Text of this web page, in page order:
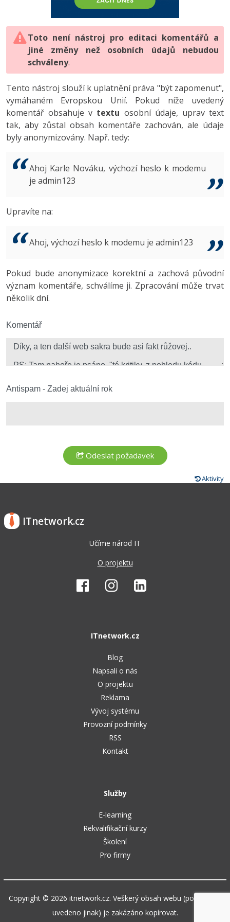
HTML5, CSS3, Bootstrap, SEO
SQL a databáze
Testování a verzování
UML a návrhové vzory
React
Spring
ASP.NET MVC
Best practices
PHP
JavaScript
Python
HTML / CSS
UML a návrhové vzory
MySQL/MariaDB
MS-SQL
Vývojář mobilních aplikací
C# Game developer
Tester
Systémový administrátor
3D grafik
Copywriter
WordPress specialista
-80%
JavaScript -80%
PHP -80%
Swift -80%
Kotlin -80%
VB.NET
Algoritmy -41%
Umělá inteligence (AI) -10%
Fórum
Digitální gramotnost
Marketing
WordPress
SEO
UX
Business
Copywriting
Windows
Kybernetická bezpečnost
-80%
Adobe Illustrator -80%
Adobe Lightroom
Adobe XD
Adobe InDesign -25%
Adobe After Effects
Inkscape
Fórum
Toto není nástroj pro editaci komentářů a
jiné změny než osobních údajů nebudou
schváleny.
Tento nástroj slouží k uplatnění práva "být zapomenut",
vymáhaném Evropskou Unií. Pokud níže uvedený
komentář obsahuje v textu osobní údaje, uprav text
tak, aby zůstal obsah komentáře zachován, ale údaje
byly anonymizovány. Např. tedy:
Ahoj Karle Nováku, výchozí heslo k modemu
je admin123
Upravíte na:
Ahoj, výchozí heslo k modemu je admin123
Pokud bude anonymizace korektní a zachová původní
význam komentáře, schválíme ji. Zpracování může trvat
několik dní.
Komentář
Antispam - Zadej aktuální rok
Aktivity
ITnetwork.cz
Učíme národ IT
O projektu
ITnetwork.cz
Blog
Napsali o nás
O projektu
Reklama
Vývoj systému
Provozní podmínky
RSS
Kontakt
Služby
E-learning
Rekvalifikační kurzy
Školení
Pro firmy
Copyright © 2026 itnetwork.cz. Veškerý obsah webu (pokud není
uvedeno jinak) je zakázáno kopírovat.